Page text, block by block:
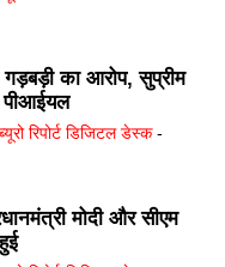
गड़बड़ी का आरोप, सुप्रीम
पीआईयल
ब्यूरो रिपोर्ट डिजिटल डेस्क -
मोदी और सीएम